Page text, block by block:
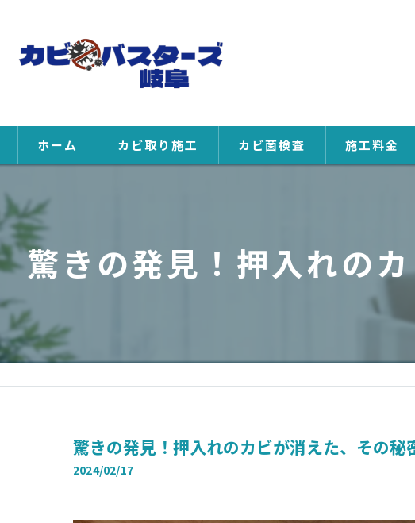
ホーム カビ取り施工 カビ菌検査 施工料金
驚きの発見！押入れの
驚きの発見！押入れのカビが消えた、その秘
2024/02/17